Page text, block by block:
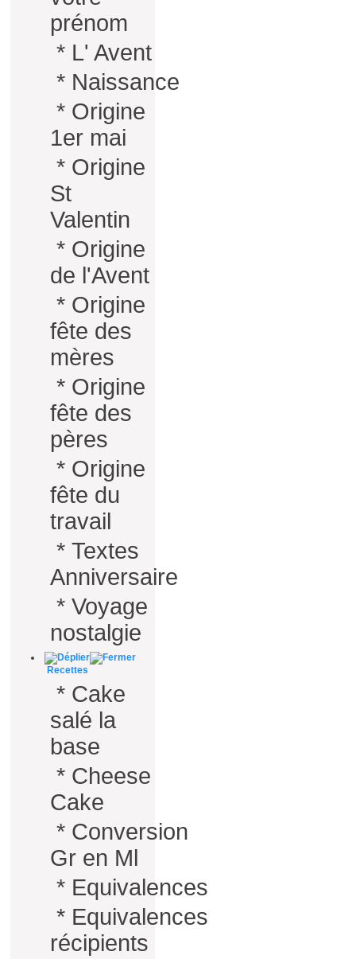
prénom
* L' Avent
* Naissance
* Origine
1er mai
* Origine
St
Valentin
* Origine
de l'Avent
* Origine
fête des
mères
* Origine
fête des
pères
* Origine
fête du
travail
* Textes
Anniversaire
* Voyage
nostalgie
Recettes
* Cake
salé la
base
* Cheese
Cake
* Conversion
Gr en Ml
* Equivalences
* Equivalences
récipients